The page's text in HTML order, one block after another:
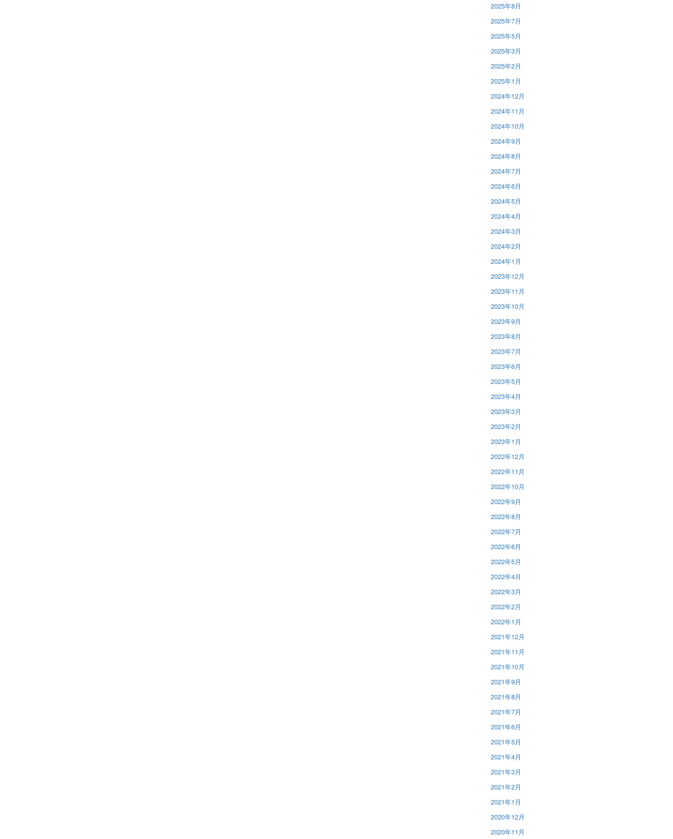
2025年8月
2025年7月
2025年5月
2025年3月
2025年2月
2025年1月
2024年12月
2024年11月
2024年10月
2024年9月
2024年8月
2024年7月
2024年6月
2024年5月
2024年4月
2024年3月
2024年2月
2024年1月
2023年12月
2023年11月
2023年10月
2023年9月
2023年8月
2023年7月
2023年6月
2023年5月
2023年4月
2023年3月
2023年2月
2023年1月
2022年12月
2022年11月
2022年10月
2022年9月
2022年8月
2022年7月
2022年6月
2022年5月
2022年4月
2022年3月
2022年2月
2022年1月
2021年12月
2021年11月
2021年10月
2021年9月
2021年8月
2021年7月
2021年6月
2021年5月
2021年4月
2021年3月
2021年2月
2021年1月
2020年12月
2020年11月